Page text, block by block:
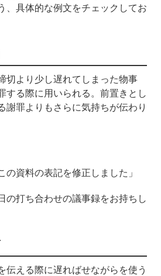
、具体的な例文をチェックしてお
切より少し遅れてしまった物事
する際に用いられる。前置きとし
謝罪よりもさらに気持ちが伝わり
の資料の表記を修正しました」
の打ち合わせの議事録をお持ちし
伝える際に遅ればせながらを使う